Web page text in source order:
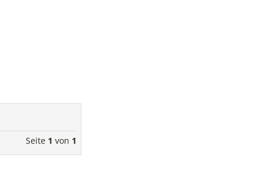
Seite 1 von 1